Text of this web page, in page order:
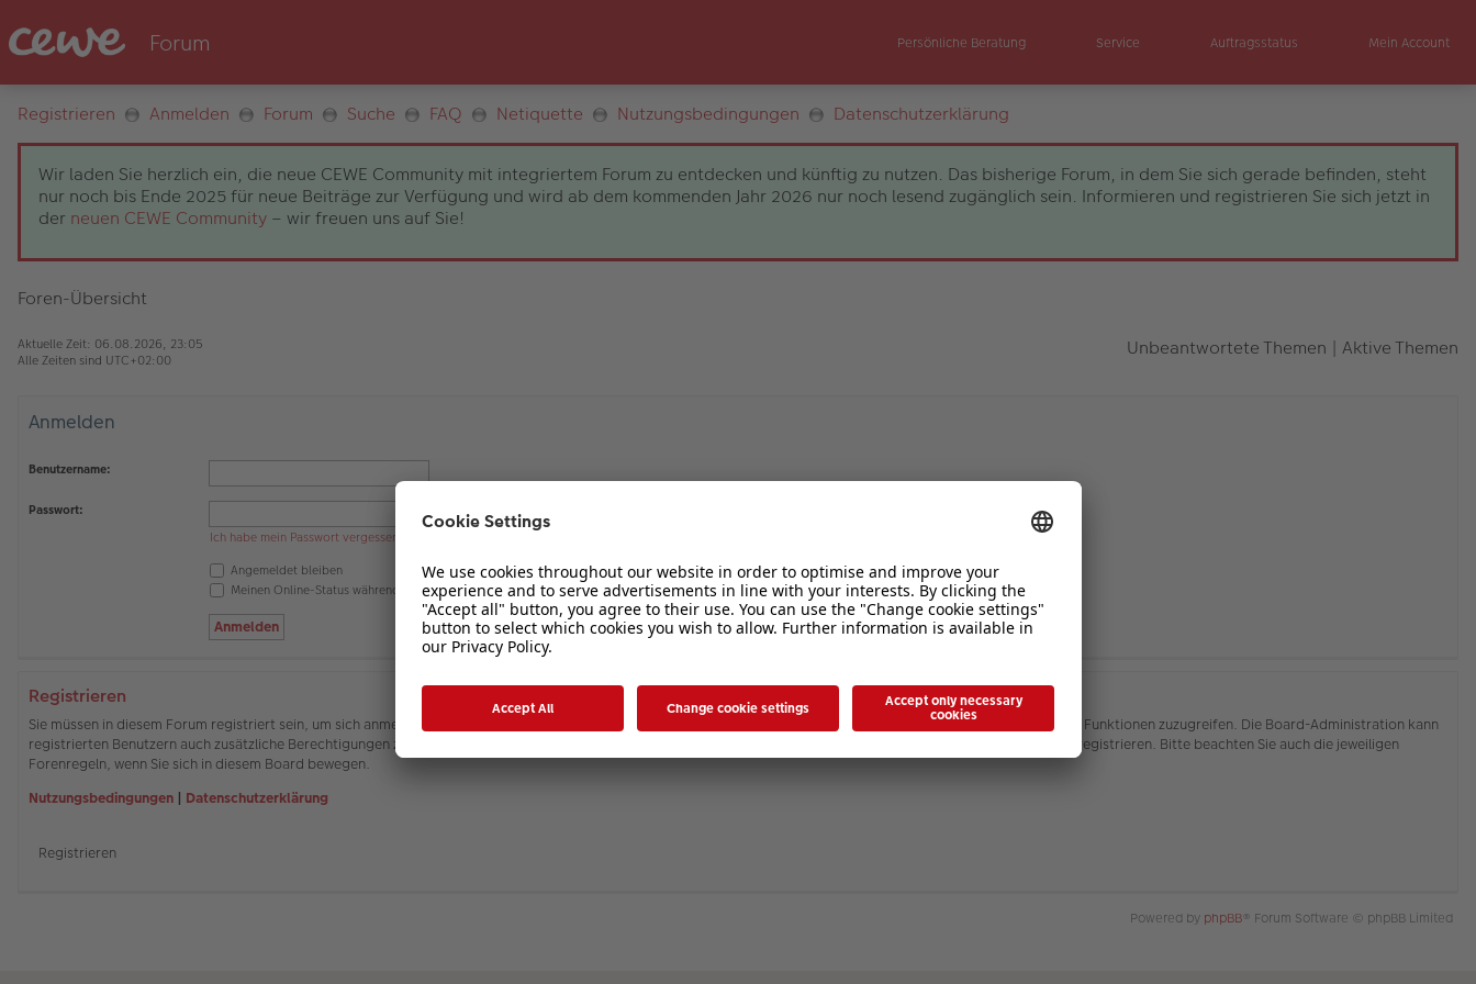
Persönliche Beratung Service Auftragsstatus Mein Account
Registrieren Anmelden Forum Suche FAQ Netiquette Nutzungsbedingungen Datenschutzerklärung
Wir laden Sie herzlich ein, die neue CEWE Community mit integriertem Forum zu entdecken und künftig zu nutzen. Das bisherige Forum, in dem Sie sich gerade befinden, steht
nur noch bis Ende 2025 für neue Beiträge zur Verfügung und wird ab dem kommenden Jahr 2026 nur noch lesend zugänglich sein. Informieren und registrieren Sie sich jetzt in
der neuen CEWE Community – wir freuen uns auf Sie!
Foren-Übersicht
Aktuelle Zeit: 06.08.2026, 23:05
Alle Zeiten sind UTC+02:00 Unbeantwortete Themen | Aktive Themen
Anmelden
Benutzername:
Passwort:
Ich habe mein Passwort vergessen
Angemeldet bleiben
Meinen Online-Status während dieser Sitzung verbergen
Registrieren
Sie müssen in diesem Forum registriert sein, um sich anmelden zu können. Die Registrierung ist in wenigen Augenblicken erledigt und ermöglicht es Ihnen, auf weitere Funktionen zuzugreifen. Die Board-Administration kann
registrierten Benutzern auch zusätzliche Berechtigungen zuweisen. Beachten Sie bitte unsere Nutzungsbedingungen und die verwandten Regelungen, bevor Sie sich registrieren. Bitte beachten Sie auch die jeweiligen
Forenregeln, wenn Sie sich in diesem Board bewegen.
Nutzungsbedingungen | Datenschutzerklärung
Registrieren
Powered by phpBB® Forum Software © phpBB Limited